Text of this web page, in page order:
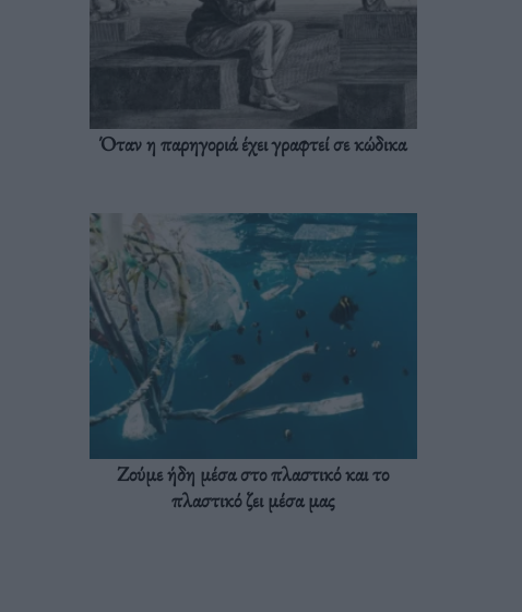
Όταν η παρηγοριά έχει γραφτεί σε κώδικα
Ζούμε ήδη μέσα στο πλαστικό και το
πλαστικό ζει μέσα μας